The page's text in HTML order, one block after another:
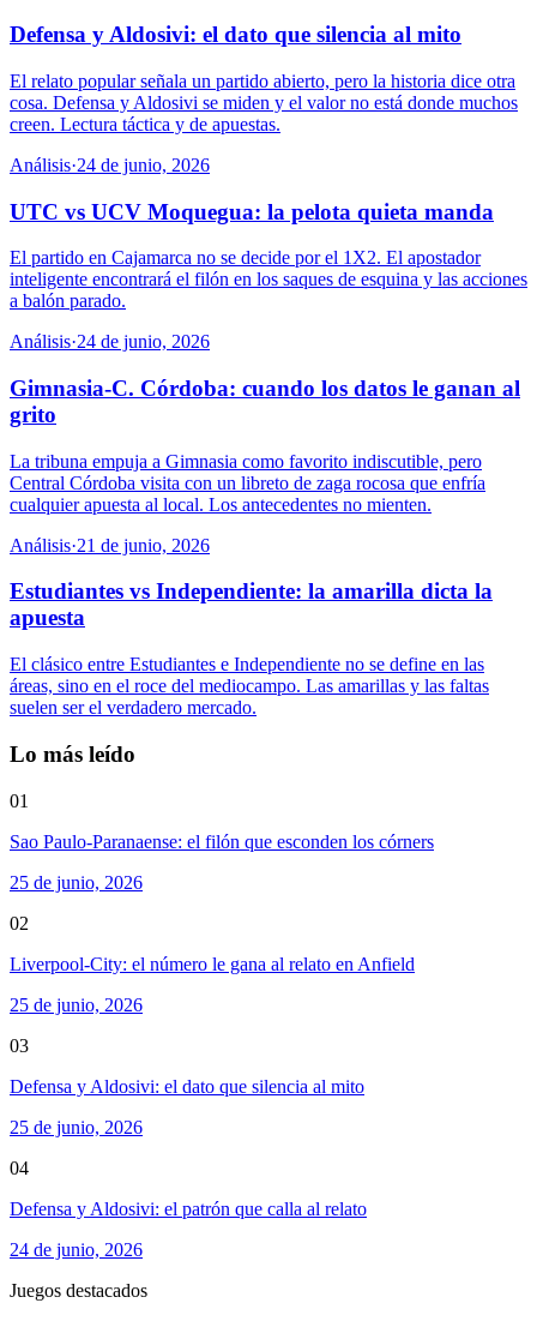
Defensa y Aldosivi: el dato que silencia al mito
El relato popular señala un partido abierto, pero la historia dice otra
cosa. Defensa y Aldosivi se miden y el valor no está donde muchos
creen. Lectura táctica y de apuestas.
Análisis·24 de junio, 2026
UTC vs UCV Moquegua: la pelota quieta manda
El partido en Cajamarca no se decide por el 1X2. El apostador
inteligente encontrará el filón en los saques de esquina y las acciones
a balón parado.
Análisis·24 de junio, 2026
Gimnasia-C. Córdoba: cuando los datos le ganan al
grito
La tribuna empuja a Gimnasia como favorito indiscutible, pero
Central Córdoba visita con un libreto de zaga rocosa que enfría
cualquier apuesta al local. Los antecedentes no mienten.
Análisis·21 de junio, 2026
Estudiantes vs Independiente: la amarilla dicta la
apuesta
El clásico entre Estudiantes e Independiente no se define en las
áreas, sino en el roce del mediocampo. Las amarillas y las faltas
suelen ser el verdadero mercado.
Lo más leído
01
Sao Paulo-Paranaense: el filón que esconden los córners
25 de junio, 2026
02
Liverpool-City: el número le gana al relato en Anfield
25 de junio, 2026
03
Defensa y Aldosivi: el dato que silencia al mito
25 de junio, 2026
04
Defensa y Aldosivi: el patrón que calla al relato
24 de junio, 2026
Juegos destacados